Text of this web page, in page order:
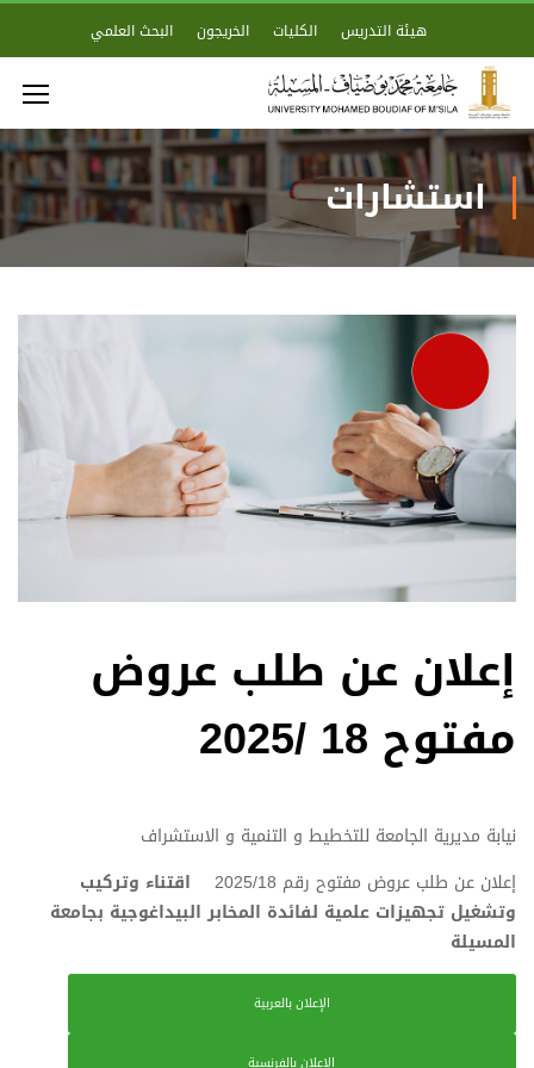
هيئة التدريس الكليات الخريجون البحث العلمي
استشارات
إعلان عن طلب عروض
مفتوح 18 /2025
نيابة مديرية الجامعة للتخطيط و التنمية و الاستشراف
إعلان عن طلب عروض مفتوح رقم 2025/18
اقتناء وتركيب
وتشغيل تجهيزات علمية لفائدة المخابر البيداغوجية بجامعة
المسيلة
الإعلان بالعربية
الإعلان بالفرنسية